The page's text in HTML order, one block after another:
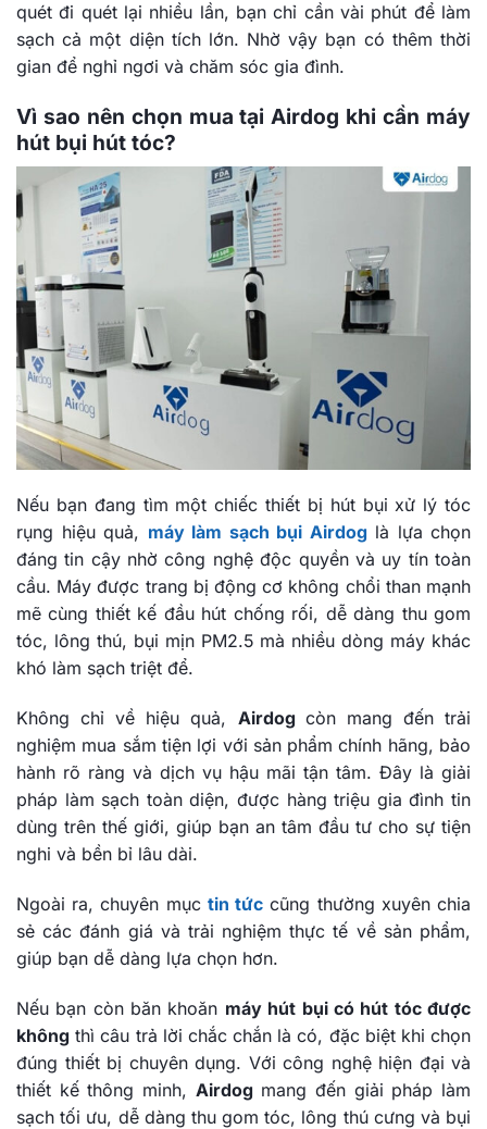
quét đi quét lại nhiều lần, bạn chỉ cần vài phút để làm
sạch cả một diện tích lớn. Nhờ vậy bạn có thêm thời
gian để nghỉ ngơi và chăm sóc gia đình.
Vì sao nên chọn mua tại Airdog khi cần máy
hút bụi hút tóc?
Nếu bạn đang tìm một chiếc thiết bị hút bụi xử lý tóc
rụng hiệu quả, máy làm sạch bụi Airdoglà lựa chọn
đáng tin cậy nhờ công nghệ độc quyền và uy tín toàn
cầu. Máy được trang bị động cơ không chổi than mạnh
mẽ cùng thiết kế đầu hút chống rối, dễ dàng thu gom
tóc, lông thú, bụi mịn PM2.5 mà nhiều dòng máy khác
khó làm sạch triệt để.
Không chỉ về hiệu quả, Airdog còn mang đến trải
nghiệm mua sắm tiện lợi với sản phẩm chính hãng, bảo
hành rõ ràng và dịch vụ hậu mãi tận tâm. Đây là giải
pháp làm sạch toàn diện, được hàng triệu gia đình tin
dùng trên thế giới, giúp bạn an tâm đầu tư cho sự tiện
nghi và bền bỉ lâu dài.
Ngoài ra, chuyên mục tin tức cũng thường xuyên chia
sẻ các đánh giá và trải nghiệm thực tế về sản phẩm,
giúp bạn dễ dàng lựa chọn hơn.
Nếu bạn còn băn khoăn máy hút bụi có hút tóc được
không thì câu trả lời chắc chắn là có, đặc biệt khi chọn
đúng thiết bị chuyên dụng. Với công nghệ hiện đại và
thiết kế thông minh, Airdogmang đến giải pháp làm
sạch tối ưu, dễ dàng thu gom tóc, lông thú cưng và bụi